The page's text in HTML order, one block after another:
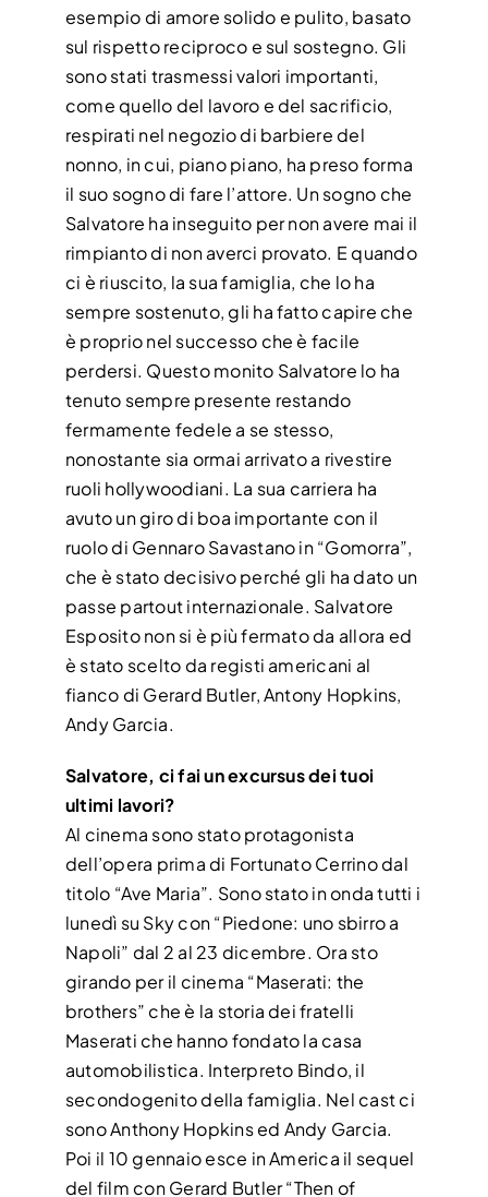
esempio di amore solido e pulito, basato
sul rispetto reciproco e sul sostegno. Gli
sono stati trasmessi valori importanti,
come quello del lavoro e del sacrificio,
respirati nel negozio di barbiere del
nonno, in cui, piano piano, ha preso forma
il suo sogno di fare l’attore. Un sogno che
Salvatore ha inseguito per non avere mai il
rimpianto di non averci provato. E quando
ci è riuscito, la sua famiglia, che lo ha
sempre sostenuto, gli ha fatto capire che
è proprio nel successo che è facile
perdersi. Questo monito Salvatore lo ha
tenuto sempre presente restando
fermamente fedele a se stesso,
nonostante sia ormai arrivato a rivestire
ruoli hollywoodiani. La sua carriera ha
avuto un giro di boa importante con il
ruolo di Gennaro Savastano in “Gomorra”,
che è stato decisivo perché gli ha dato un
passe partout internazionale. Salvatore
Esposito non si è più fermato da allora ed
è stato scelto da registi americani al
fianco di Gerard Butler, Antony Hopkins,
Andy Garcia.
Salvatore, ci fai un excursus dei tuoi
ultimi lavori?
Al cinema sono stato protagonista
dell’opera prima di Fortunato Cerrino dal
titolo “Ave Maria”. Sono stato in onda tutti i
lunedì su Sky con “Piedone: uno sbirro a
Napoli” dal 2 al 23 dicembre. Ora sto
girando per il cinema “Maserati: the
brothers” che è la storia dei fratelli
Maserati che hanno fondato la casa
automobilistica. Interpreto Bindo, il
secondogenito della famiglia. Nel cast ci
sono Anthony Hopkins ed Andy Garcia.
Poi il 10 gennaio esce in America il sequel
del film con Gerard Butler “Then of